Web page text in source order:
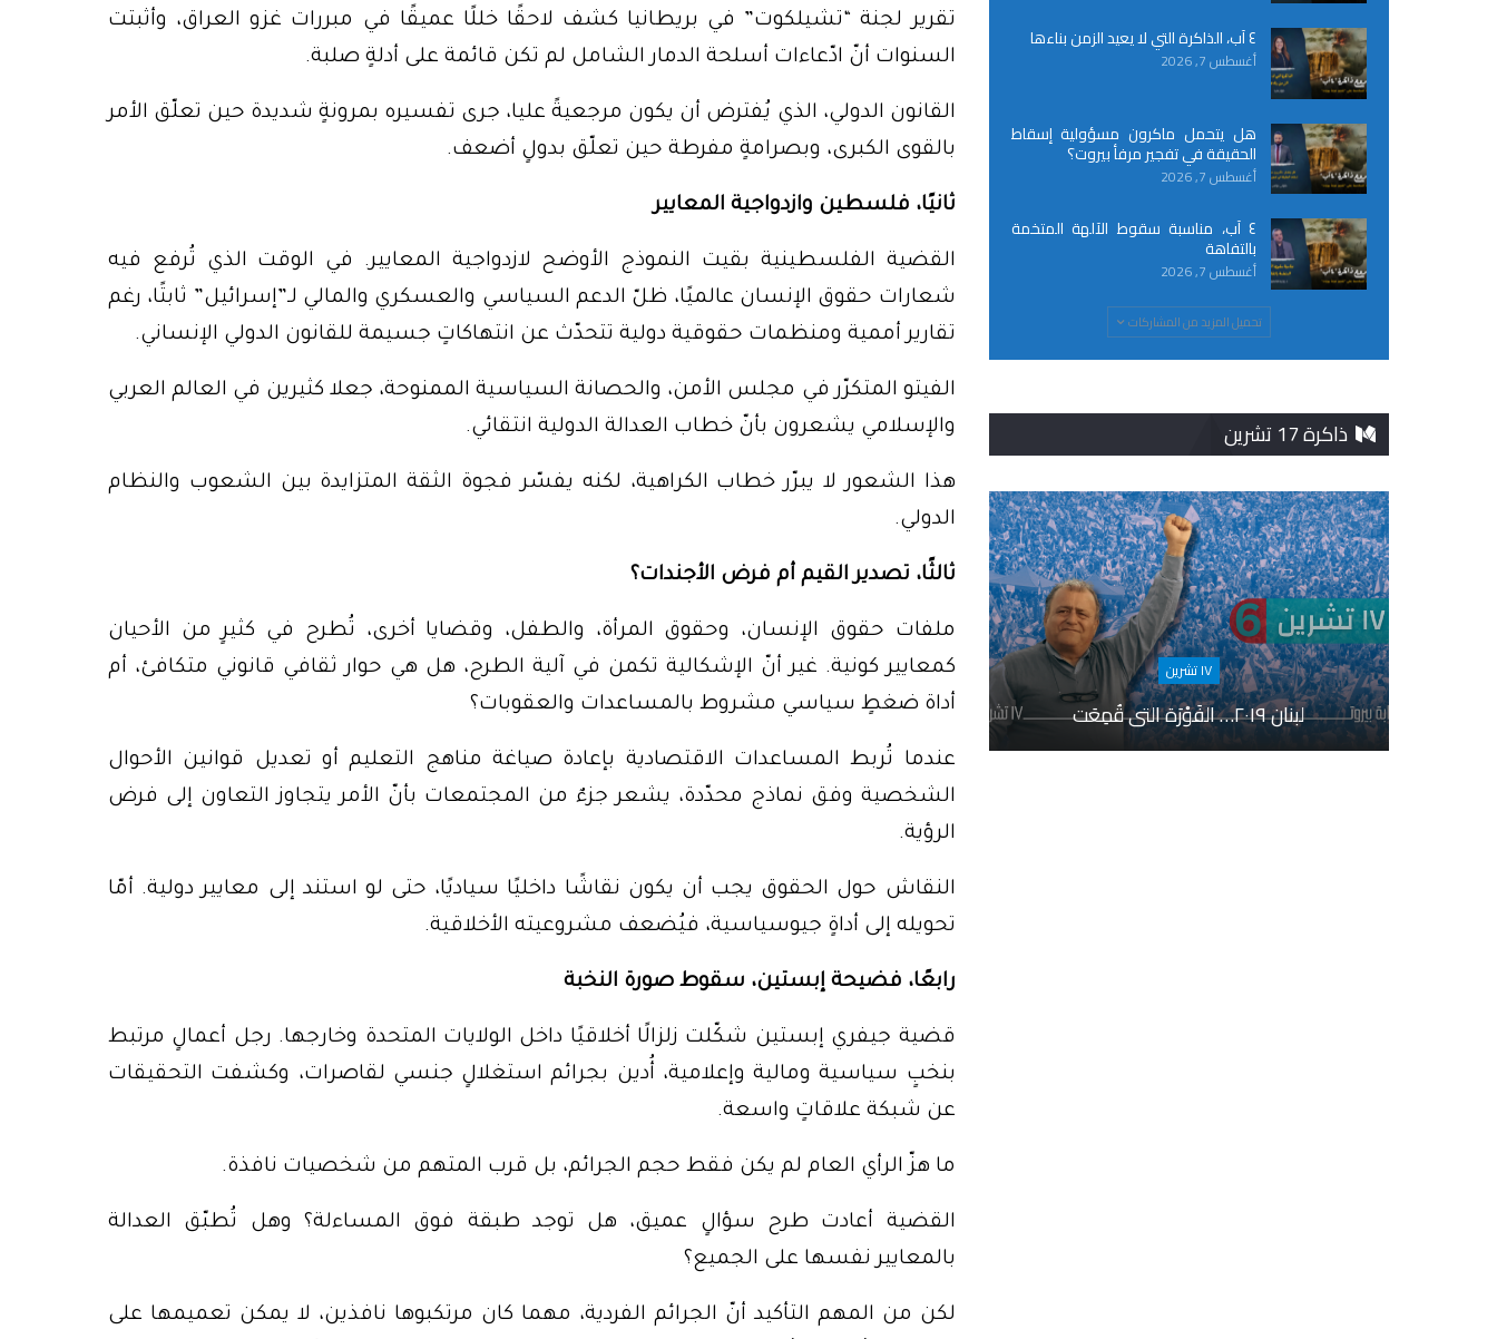
تقرير لجنة “تشيلكوت” في بريطانيا كشف لاحقًا خللًا عميقًا في مبررات غزو العراق، وأثبتت
السنوات أنّ ادّعاءات أسلحة الدمار الشامل لم تكن قائمة على أدلةٍ صلبة.
القانون الدولي، الذي يُفترض أن يكون مرجعيةً عليا، جرى تفسيره بمرونةٍ شديدة حين تعلّق الأمر
بالقوى الكبرى، وبصرامةٍ مفرطة حين تعلّق بدولٍ أضعف.
ثانيًا، فلسطين وازدواجية المعايير
القضية الفلسطينية بقيت النموذج الأوضح لازدواجية المعايير. في الوقت الذي تُرفع فيه
شعارات حقوق الإنسان عالميًا، ظلّ الدعم السياسي والعسكري والمالي لـ”إسرائيل” ثابتًا، رغم
تقارير أممية ومنظمات حقوقية دولية تتحدّث عن انتهاكاتٍ جسيمة للقانون الدولي الإنساني.
الفيتو المتكرّر في مجلس الأمن، والحصانة السياسية الممنوحة، جعلا كثيرين في العالم العربي
والإسلامي يشعرون بأنّ خطاب العدالة الدولية انتقائي.
هذا الشعور لا يبرّر خطاب الكراهية، لكنه يفسّر فجوة الثقة المتزايدة بين الشعوب والنظام
الدولي.
ثالثًا، تصدير القيم أم فرض الأجندات؟
ملفات حقوق الإنسان، وحقوق المرأة، والطفل، وقضايا أخرى، تُطرح في كثيرٍ من الأحيان
كمعايير كونية. غير أنّ الإشكالية تكمن في آلية الطرح، هل هي حوار ثقافي قانوني متكافئ، أم
أداة ضغطٍ سياسي مشروط بالمساعدات والعقوبات؟
عندما تُربط المساعدات الاقتصادية بإعادة صياغة مناهج التعليم أو تعديل قوانين الأحوال
الشخصية وفق نماذج محدّدة، يشعر جزءٌ من المجتمعات بأنّ الأمر يتجاوز التعاون إلى فرض
الرؤية.
النقاش حول الحقوق يجب أن يكون نقاشًا داخليًا سياديًا، حتى لو استند إلى معايير دولية. أمّا
تحويله إلى أداةٍ جيوسياسية، فيُضعف مشروعيته الأخلاقية.
رابعًا، فضيحة إبستين، سقوط صورة النخبة
قضية جيفري إبستين شكّلت زلزالًا أخلاقيًا داخل الولايات المتحدة وخارجها. رجل أعمالٍ مرتبط
بنخبٍ سياسية ومالية وإعلامية، أُدين بجرائم استغلالٍ جنسي لقاصرات، وكشفت التحقيقات
عن شبكة علاقاتٍ واسعة.
ما هزّ الرأي العام لم يكن فقط حجم الجرائم، بل قرب المتهم من شخصيات نافذة.
القضية أعادت طرح سؤالٍ عميق، هل توجد طبقة فوق المساءلة؟ وهل تُطبّق العدالة
بالمعايير نفسها على الجميع؟
لكن من المهم التأكيد أنّ الجرائم الفردية، مهما كان مرتكبوها نافذين، لا يمكن تعميمها على
٤ آب، الذاكرة التي لا يعيد الزمن بناءها
أغسطس 7, 2026
هل يتحمل ماكرون مسؤولية إسقاط
الحقيقة في تفجير مرفأ بيروت؟
أغسطس 7, 2026
٤ آب، مناسبة سقوط الآلهة المتخمة
بالتفاهة
أغسطس 7, 2026
تحميل المزيد من المشاركات
ذاكرة 17 تشرين
١٧ تشرين
لبنان ٢٠١٩… الفَوْرَة التي قُمِعَت